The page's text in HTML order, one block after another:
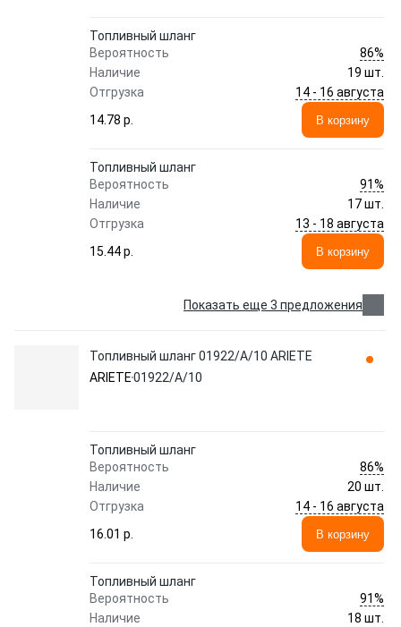
Топливный шланг
Вероятность
86%
Наличие
19 шт.
Отгрузка
14 - 16 августа
14.78 p.
В корзину
Топливный шланг
Вероятность
91%
Наличие
17 шт.
Отгрузка
13 - 18 августа
15.44 p.
В корзину
Показать еще 3 предложения
Топливный шланг 01922/A/10 ARIETE
ARIETE01922/A/10
Топливный шланг
Вероятность
86%
Наличие
20 шт.
Отгрузка
14 - 16 августа
16.01 p.
В корзину
Топливный шланг
Вероятность
91%
Наличие
18 шт.